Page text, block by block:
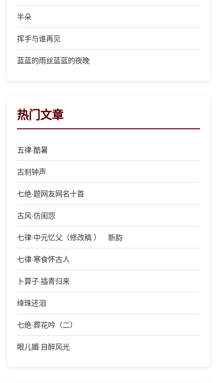
半朵
挥手与谁再见
蓝蓝的雨丝蓝蓝的夜晚
热门文章
五律·酷暑
古刹钟声
七绝·题网友网名十首
古风·仿闺怨
七律·中元忆父（修改稿 ） 新韵
七律·寒食怀古人
卜算子·插青归来
绛珠还泪
七绝·葬花吟（二）
眼儿媚·自醉风光